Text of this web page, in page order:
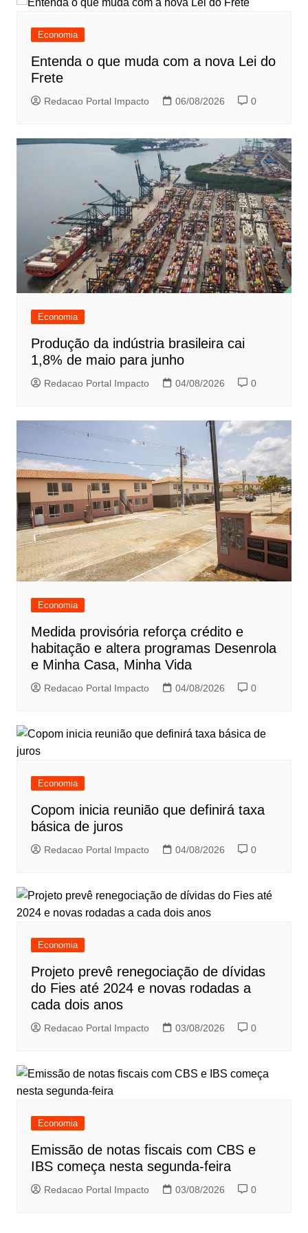
Economia
Entenda o que muda com a nova Lei do
Frete
Redacao Portal Impacto 06/08/2026 0
Economia
Produção da indústria brasileira cai
1,8% de maio para junho
Redacao Portal Impacto 04/08/2026 0
Economia
Medida provisória reforça crédito e
habitação e altera programas Desenrola
e Minha Casa, Minha Vida
Redacao Portal Impacto 04/08/2026 0
Economia
Copom inicia reunião que definirá taxa
básica de juros
Redacao Portal Impacto 04/08/2026 0
Economia
Projeto prevê renegociação de dívidas
do Fies até 2024 e novas rodadas a
cada dois anos
Redacao Portal Impacto 03/08/2026 0
Economia
Emissão de notas fiscais com CBS e
IBS começa nesta segunda-feira
Redacao Portal Impacto 03/08/2026 0